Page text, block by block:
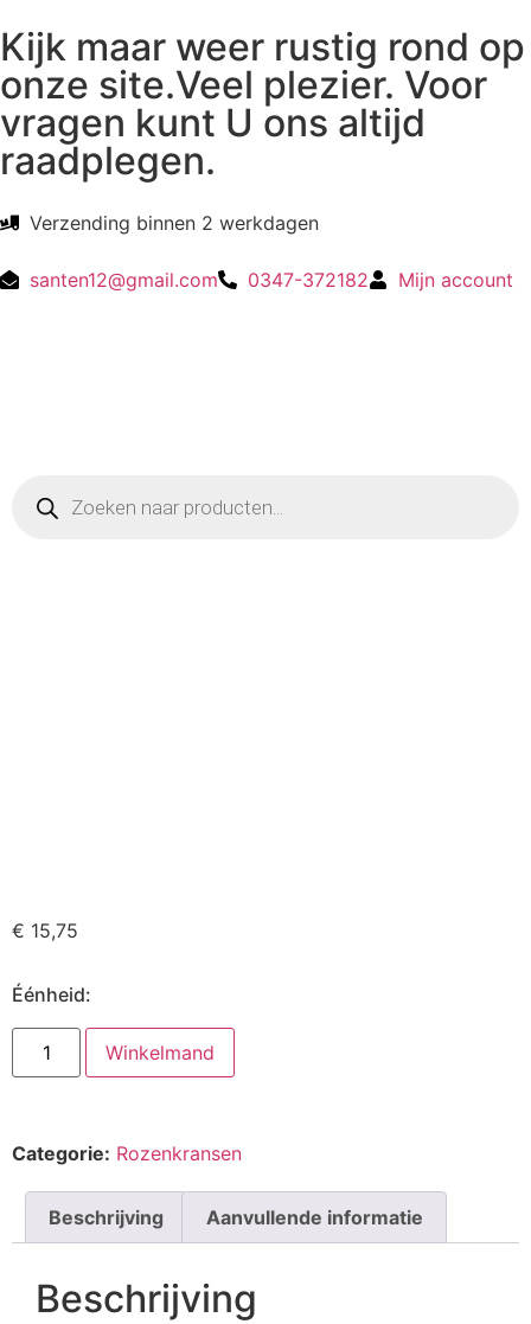
Kijk maar weer rustig rond op
onze site.Veel plezier. Voor
vragen kunt U ons altijd
raadplegen.
Verzending binnen 2 werkdagen
santen12@gmail.com 0347-372182 Mijn account
€ 15,75
Éénheid:
Winkelmand
Categorie: Rozenkransen
Beschrijving Aanvullende informatie
Beschrijving